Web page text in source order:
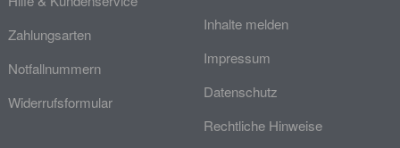
Zahlungsarten
Notfallnummern
Widerrufsformular
Inhalte melden
Impressum
Datenschutz
Rechtliche Hinweise